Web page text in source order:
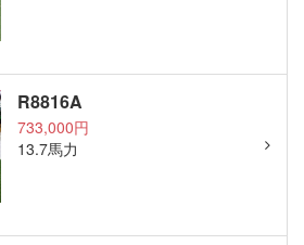
R8816A
733,000円
13.7馬力